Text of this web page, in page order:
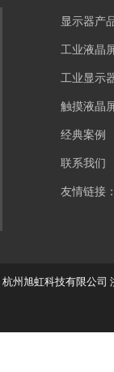
显示器产
工业液晶
工业显示
触摸液晶
经典案例
联系我们
友情链接
杭州旭虹科技有限公司